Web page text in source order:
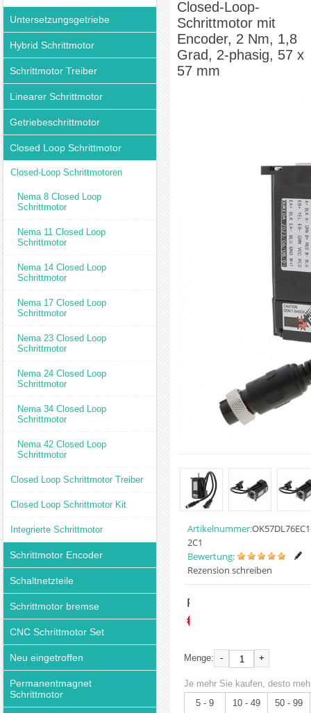
Untersetzungsgetriebe
Hybrid Schrittmotor
Schrittmotor Treiber
Linearer Schrittmotor
Getriebeschrittmotor
Closed Loop Schrittmotor
Closed-Loop Schrittmotoren
Nema 8 Closed Loop
Schrittmotor
Nema 11 Closed Loop
Schrittmotor
Nema 14 Closed Loop
Schrittmotor
Nema 17 Closed Loop
Schrittmotor
Nema 23 Closed Loop
Schrittmotor
Nema 24 Closed Loop
Schrittmotor
Nema 34 Closed Loop
Schrittmotor
Nema 42 Closed Loop
Schrittmotor
Closed Loop Schrittmotor Treiber
Closed Loop Schrittmotor Kit
Integrierte Schrittmotor
Schrittmotor Encoder
Schaltnetzteile
Schrittmotor bremse
CNC Schrittmotor Set
Neu eingetroffen
Permanentmagnet
Schrittmotor
Closed-Loop-
Schrittmotor mit
Encoder, 2 Nm, 1,8
Grad, 2-phasig, 57 x
57 mm
Artikelnummer:
2C1
Bewertung:
Rezension schreiben
Preis:
€61.99
Menge: - +
Je mehr Sie kaufen, desto
5 - 9
10 - 49 50 - 99